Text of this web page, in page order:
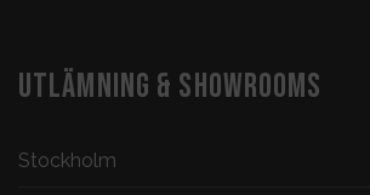
UTLÄMNING & SHOWROOMS
Stockholm